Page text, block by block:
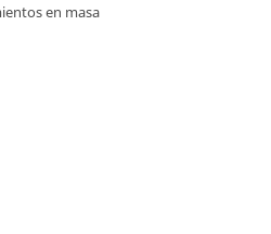
en masa